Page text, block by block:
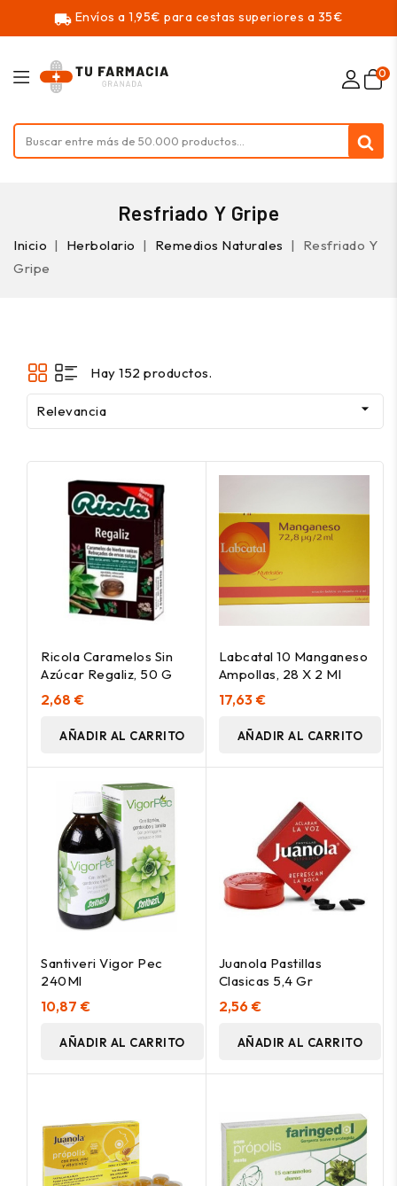
local_shipping Envíos a 1,95€ para cestas superiores a 35€
0
Resfriado Y Gripe
Inicio Herbolario Remedios Naturales
Resfriado Y
Gripe
Hay 152 productos.
Relevancia 
Ricola Caramelos Sin
Azúcar Regaliz, 50 G
2,68 €
AÑADIR AL CARRITO
Labcatal 10 Manganeso
Ampollas, 28 X 2 Ml
17,63 €
AÑADIR AL CARRITO
Santiveri Vigor Pec
240Ml
10,87 €
AÑADIR AL CARRITO
Juanola Pastillas
Clasicas 5,4 Gr
2,56 €
AÑADIR AL CARRITO